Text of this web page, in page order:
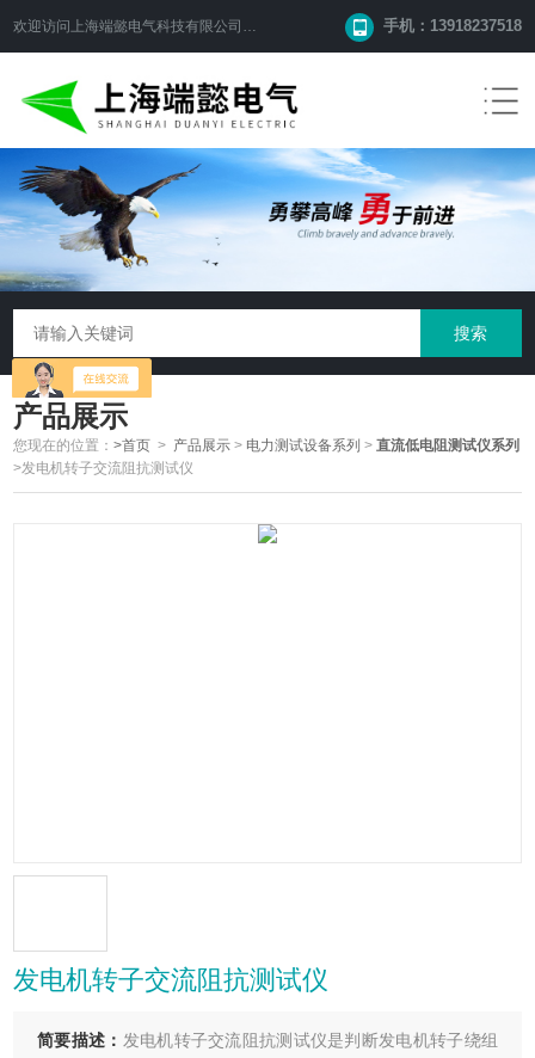
欢迎访问 上海端懿电气科技有限公司 网站！ 手机：13918237518
产品展示
您现在的位置：>首页 > 产品展示 > 电力测试设备系列 >直流低电阻测试仪系列
>发电机转子交流阻抗测试仪
发电机转子交流阻抗测试仪
简要描述： 发电机转子交流阻抗测试仪是判断发电机转子绕组